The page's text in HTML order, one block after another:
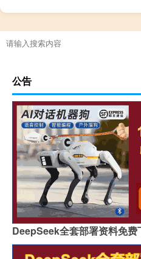
公告
DeepSeek全套部署资料免费